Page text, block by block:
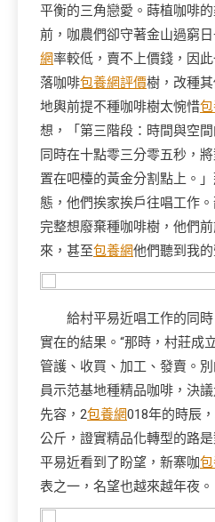
平衡的三角戀愛。蒔植咖啡
前，咖農們卻守著金山過窮
網率較低，賣不上價錢，因
落咖啡包養網評價樹，改種
地輿前提不種咖啡樹太惋惜
想，「第三階段：時間與空
同時在十點零三分零五秒，
置在吧檯的黃金分割點上。
態，他們挨家挨戶往唱工作
完整想廢棄種咖啡樹，他們
來，甚至包養網他們聽到我
給村平易近唱工作的同
實在的結果。“那時，村莊成
管護、收買、加工、發賣。
員示范基地種精品咖啡，決
先容，2包養網018年的時辰
公斤，證實精品化轉型的路
平易近看到了盼望，新寨咖
表之一，名望也越來越年夜。